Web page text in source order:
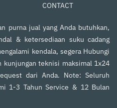
CONTACT
purna jual yang Anda butuhkan,
& ketersediaan suku cadang
kendala, segera Hubungi
kunjungan teknisi maksimal 1x24
dari Anda. Note: Seluruh
1-3 Tahun Service & 12 Bulan